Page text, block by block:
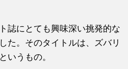
誌にとても興味深い挑発的な
た。そのタイトルは、ズバリ
いうもの。